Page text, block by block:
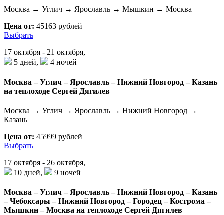
Москва → Углич → Ярославль → Мышкин → Москва
Цена от: 45163 рублей
Выбрать
17 октября - 21 октября,
5 дней,
4 ночей
Москва – Углич – Ярославль – Нижний Новгород – Казань
на теплоходе Сергей Дягилев
Москва → Углич → Ярославль → Нижний Новгород →
Казань
Цена от: 45999 рублей
Выбрать
17 октября - 26 октября,
10 дней,
9 ночей
Москва – Углич – Ярославль – Нижний Новгород – Казань
– Чебоксары – Нижний Новгород – Городец – Кострома –
Мышкин – Москва на теплоходе Сергей Дягилев